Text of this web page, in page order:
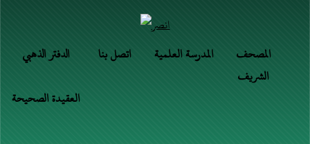
الدفتر الذهبي اتصل بنا المدرسة العلمية
المصحف
الشريف
العقيدة الصحيحة